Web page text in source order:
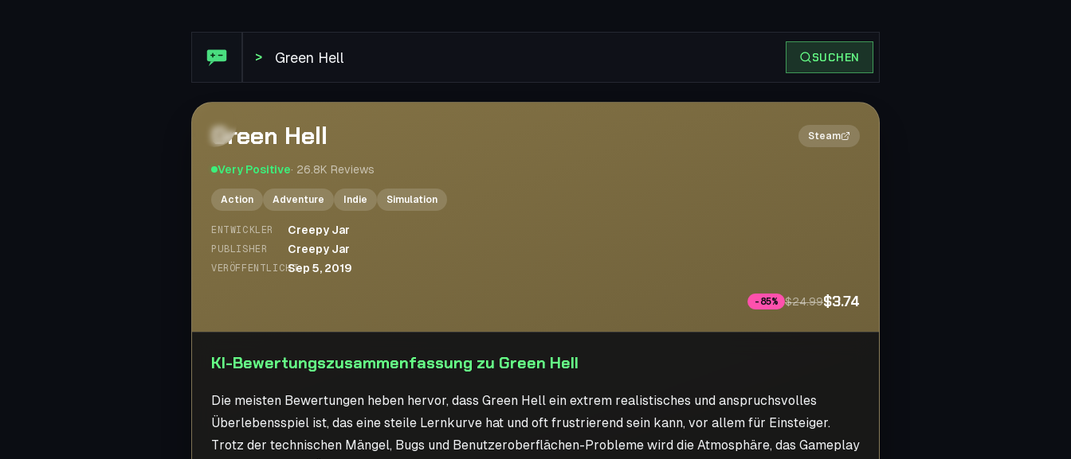
> SUCHEN
2×
Green Hell Steam
Very Positive· 26.8K Reviews
Action Adventure Indie Simulation
ENTWICKLER Creepy Jar
PUBLISHER Creepy Jar
VERÖFFENTLICHTSep 5, 2019
- 85% $24.99$3.74
KI-Bewertungszusammenfassung zu Green Hell
Die meisten Bewertungen heben hervor, dass Green Hell ein extrem realistisches und anspruchsvolles
Überlebensspiel ist, das eine steile Lernkurve hat und oft frustrierend sein kann, vor allem für Einsteiger.
Trotz der technischen Mängel, Bugs und Benutzeroberflächen-Probleme wird die Atmosphäre, das Gameplay